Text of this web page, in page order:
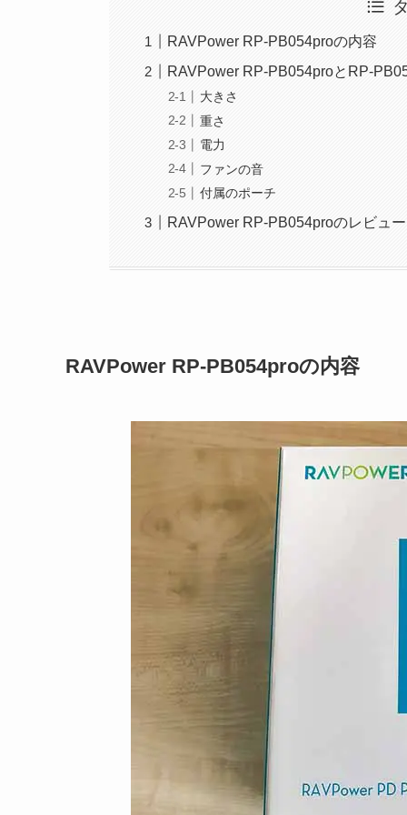
RAVPower RP-PB054proの内容
RAVPower RP-PB054proとRP-
大きさ
重さ
電力
ファンの音
付属のポーチ
RAVPower RP-PB054proのレビュ
RAVPower RP-PB054proの内容